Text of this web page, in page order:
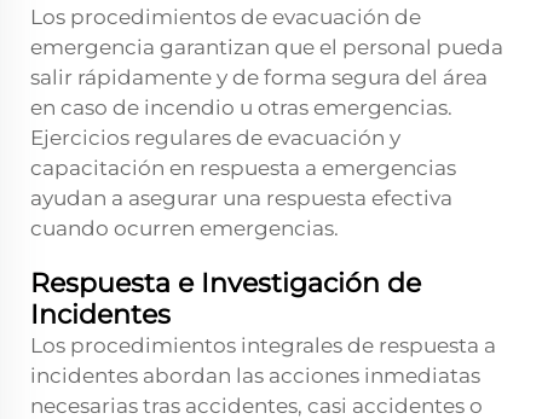
Los procedimientos de evacuación de
emergencia garantizan que el personal pueda
salir rápidamente y de forma segura del área
en caso de incendio u otras emergencias.
Ejercicios regulares de evacuación y
capacitación en respuesta a emergencias
ayudan a asegurar una respuesta efectiva
cuando ocurren emergencias.
Respuesta e Investigación de
Incidentes
Los procedimientos integrales de respuesta a
incidentes abordan las acciones inmediatas
necesarias tras accidentes, casi accidentes o